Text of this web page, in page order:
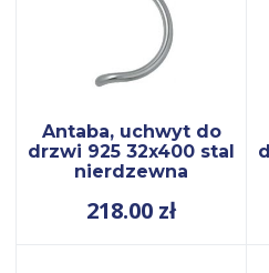
Antaba, uchwyt do
drzwi 925 32x400 stal
nierdzewna
218.00 zł